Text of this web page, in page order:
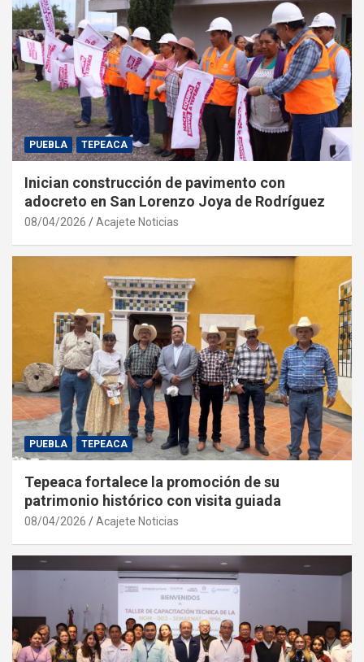
PUEBLA TEPEACA
Inician construcción de pavimento con
adocreto en San Lorenzo Joya de Rodríguez
08/04/2026 Acajete Noticias
PUEBLA TEPEACA
Tepeaca fortalece la promoción de su
patrimonio histórico con visita guiada
08/04/2026 Acajete Noticias